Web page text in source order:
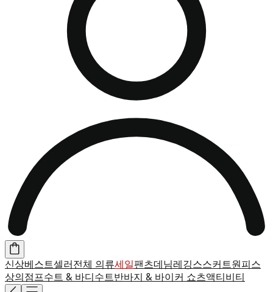
신상베스트셀러전체 의류세일팬츠데님레깅스스커트원피스
상의점프수트 & 바디수트반바지 & 바이커 쇼츠액티비티